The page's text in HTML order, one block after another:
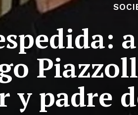
y padre